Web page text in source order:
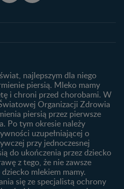
1. trymestr ciąży
2. trymestr ciąży
3. trymestr ciąży
Żywienie dziecka
10 sposobów jak poprawić
laktację
najlepszym dla niego
piersią. Mleko mamy
i chroni przed chorobami. W
Organizacji Zdrowia
piersią przez pierwsze
Po tym okresie należy
uzupełniającej o
przy jednoczesnej
do ukończenia przez dziecko
z tego, że nie zawsze
mlekiem mamy.
się ze specjalistą ochrony